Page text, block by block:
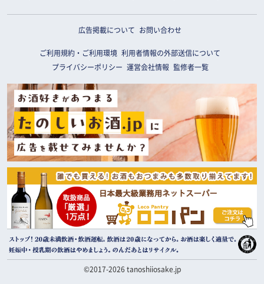
広告掲載について お問い合わせ
ご利用規約・ご利用環境 利用者情報の外部送信について
プライバシーポリシー
運営会社情報 監修者一覧
©2017-2026 tanoshiiosake.jp